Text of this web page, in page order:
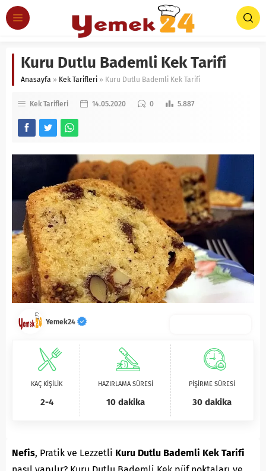
Kuru Dutlu Bademli Kek Tarifi
Anasayfa » Kek Tarifleri » Kuru Dutlu Bademli Kek Tarifi
Kek Tarifleri 14.05.2020 0 5.887
Yemek24
KAÇ KİŞİLİK
2-4
HAZIRLAMA SÜRESİ
10 dakika
PİŞİRME SÜRESİ
30 dakika
Nefis, Pratik ve Lezzetli Kuru Dutlu Bademli Kek Tarifi